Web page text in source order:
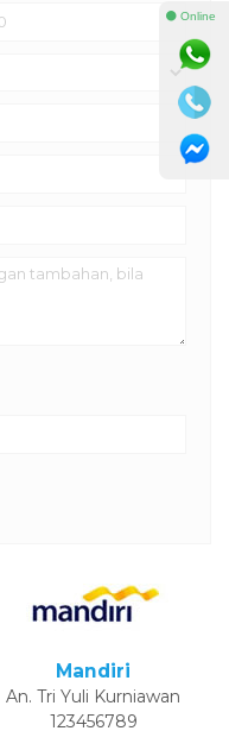
Mandiri
An. Tri Yuli Kurniawan
123456789
⚫ Online